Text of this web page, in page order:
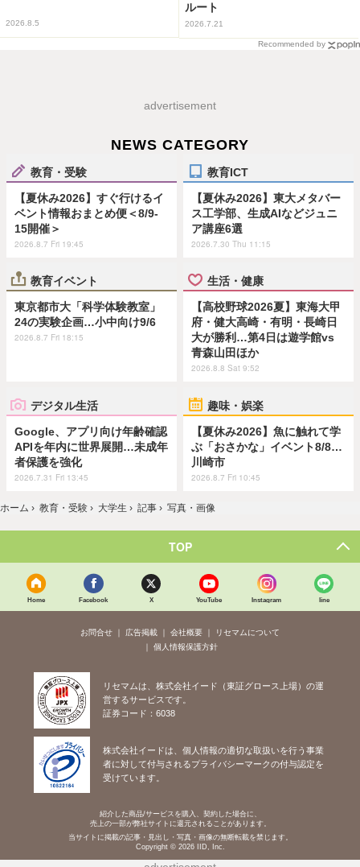
2026.8.5
ルート
2026.7.21
Recommended by
advertisement
NEWS CATEGORY
教育・受験
【夏休み2026】すぐ行けるイ
ベント情報おまとめ便＜8/9-
15開催＞
2026.8.7 Fri 19:45
教育ICT
【夏休み2026】東大メタバー
ス工学部、生成AIなどジュニ
ア講座6選
2026.7.30 Thu 11:15
教育イベント
東京都市大「科学体験教室」
24の実験企画…小中向け9/6
2026.8.7 Fri 18:15
生活・健康
【高校野球2026夏】東海大甲
府・健大高崎・有明・長崎日
大が勝利…第4日は遊学館vs
青森山田ほか
2026.8.8 Sat 9:52
デジタル生活
Google、アプリ向け年齢確認
APIを年内に世界展開…未成年
者保護を強化
2026.7.31 Fri 13:45
趣味・娯楽
【夏休み2026】魚に触れて学
ぶ「おさかな」イベント8/8…
川崎市
2026.8.7 Fri 10:45
ホーム › 教育・受験 › 大学生 › 記事 › 写真・画像
TOP
Home Facebook X YouTube Instagram line
お問合せ 広告掲載 会社概要
リセマムについて
個人情報保護方針
リセマムは、株式会社イード（東証グロース上場）の運
営するサービスです。
証券コード：6038
株式会社イードは、個人情報の適切な取扱いを行う事業
者に対して付与されるプライバシーマークの付与認定を
受けています。
紹介した商品/サービスを購入、契約した場合に、
売上の一部が弊社サイトに還元されることがあります。
当サイトに掲載の記事・見出し・写真・画像の無断転載を禁じます。
Copyright © 2026 IID, Inc.